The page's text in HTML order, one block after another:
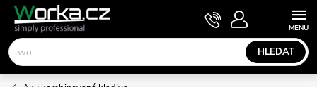
Přejít
obsah
HLEDAT
NÁKUPNÍ
KOŠÍK